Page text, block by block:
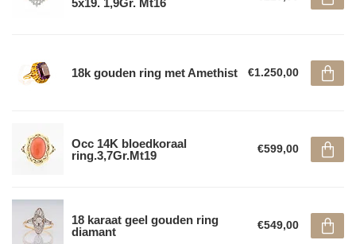
18k gouden ring met Amethist €1.250,00
Occ 14K bloedkoraal
ring.3,7Gr.Mt19
€599,00
18 karaat geel gouden ring
diamant
€549,00